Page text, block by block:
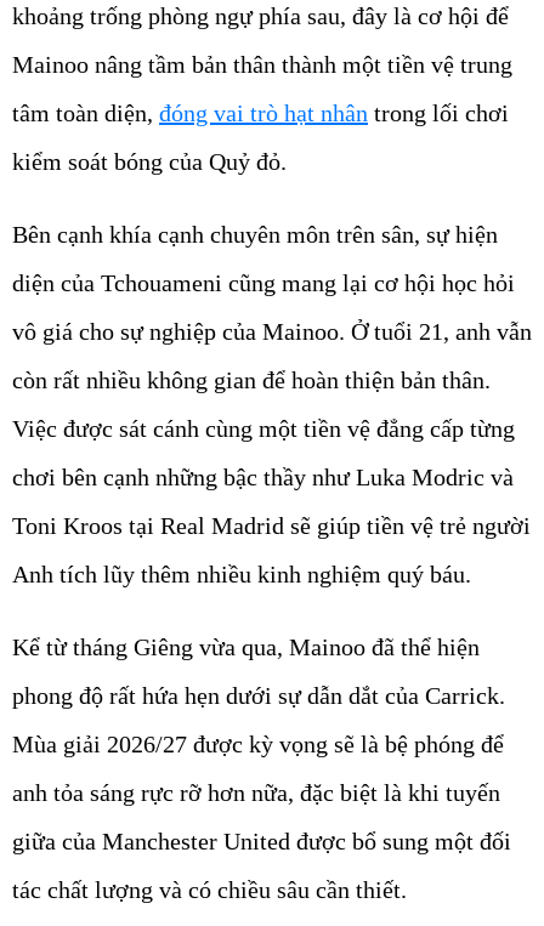
khoảng trống phòng ngự phía sau, đây là cơ hội để
Mainoo nâng tầm bản thân thành một tiền vệ trung
tâm toàn diện, đóng vai trò hạt nhân trong lối chơi
kiểm soát bóng của Quỷ đỏ.
Bên cạnh khía cạnh chuyên môn trên sân, sự hiện
diện của Tchouameni cũng mang lại cơ hội học hỏi
vô giá cho sự nghiệp của Mainoo. Ở tuổi 21, anh vẫn
còn rất nhiều không gian để hoàn thiện bản thân.
Việc được sát cánh cùng một tiền vệ đẳng cấp từng
chơi bên cạnh những bậc thầy như Luka Modric và
Toni Kroos tại Real Madrid sẽ giúp tiền vệ trẻ người
Anh tích lũy thêm nhiều kinh nghiệm quý báu.
Kể từ tháng Giêng vừa qua, Mainoo đã thể hiện
phong độ rất hứa hẹn dưới sự dẫn dắt của Carrick.
Mùa giải 2026/27 được kỳ vọng sẽ là bệ phóng để
anh tỏa sáng rực rỡ hơn nữa, đặc biệt là khi tuyến
giữa của Manchester United được bổ sung một đối
tác chất lượng và có chiều sâu cần thiết.